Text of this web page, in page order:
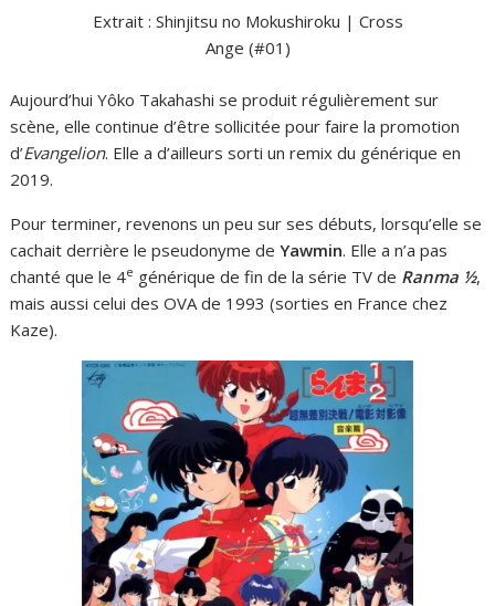
Extrait : Shinjitsu no Mokushiroku | Cross
Ange (#01)
Aujourd’hui Yôko Takahashi se produit régulièrement sur
scène, elle continue d’être sollicitée pour faire la promotion
d’Evangelion. Elle a d’ailleurs sorti un remix du générique en
2019.
Pour terminer, revenons un peu sur ses débuts, lorsqu’elle se
cachait derrière le pseudonyme deYawmin. Elle a n’a pas
chanté que le 4e générique de fin de la série TV de Ranma ½,
mais aussi celui des OVA de 1993 (sorties en France chez
Kaze).